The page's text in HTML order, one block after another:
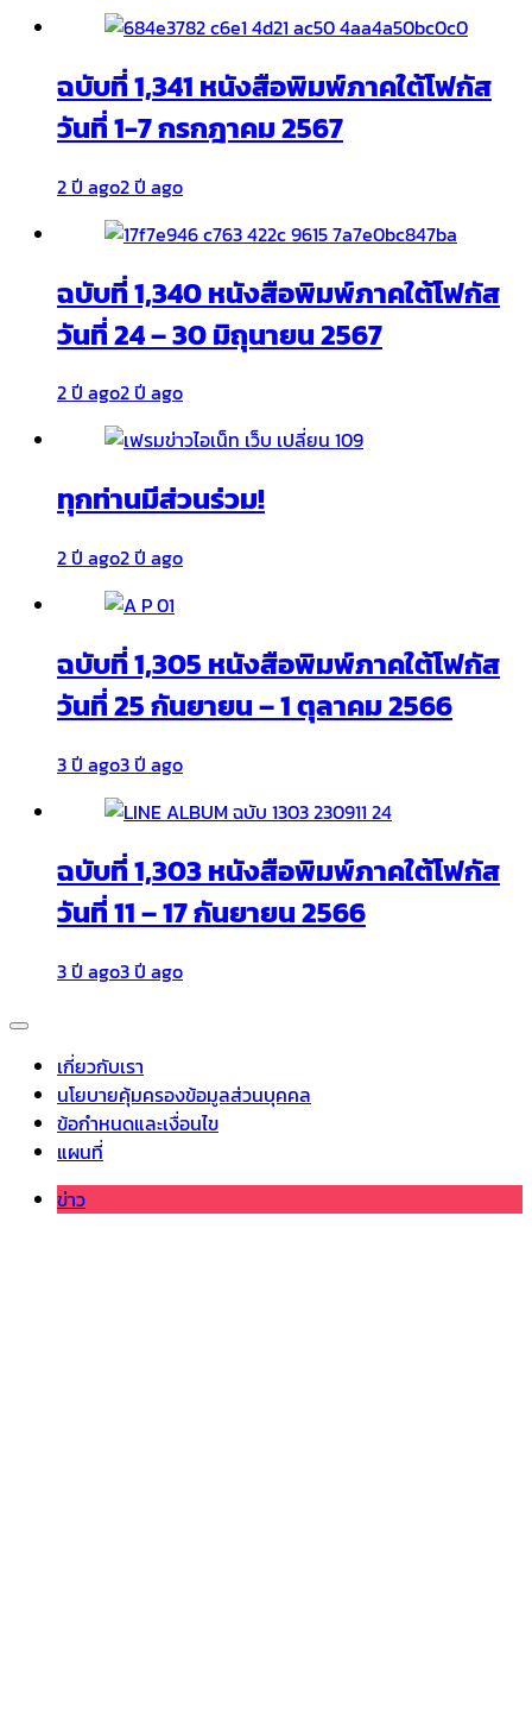
ฉบับที่ 1,341 หนังสือพิมพ์ภาคใต้โฟกัส
วันที่ 1-7 กรกฎาคม 2567
2 ปี ago2 ปี ago
ฉบับที่ 1,340 หนังสือพิมพ์ภาคใต้โฟกัส
วันที่ 24 – 30 มิถุนายน 2567
2 ปี ago2 ปี ago
ทุกท่านมีส่วนร่วม!
2 ปี ago2 ปี ago
ฉบับที่ 1,305 หนังสือพิมพ์ภาคใต้โฟกัส
วันที่ 25 กันยายน – 1 ตุลาคม 2566
3 ปี ago3 ปี ago
ฉบับที่ 1,303 หนังสือพิมพ์ภาคใต้โฟกัส
วันที่ 11 – 17 กันยายน 2566
3 ปี ago3 ปี ago
เกี่ยวกับเรา
นโยบายคุ้มครองข้อมูลส่วนบุคคล
ข้อกำหนดและเงื่อนไข
แผนที่
ข่าว